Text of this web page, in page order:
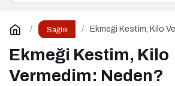
Sağlık Ekmeği Kestim, Kilo
Ekmeği Kestim, Kilo
Vermedim: Neden?